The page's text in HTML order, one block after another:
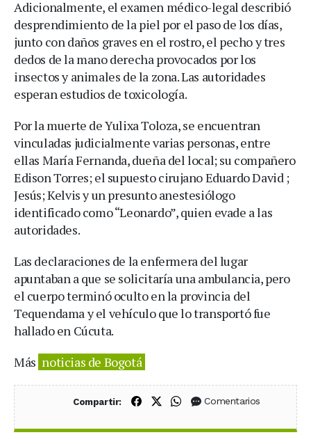
Adicionalmente, el examen médico-legal describió
desprendimiento de la piel por el paso de los días,
junto con daños graves en el rostro, el pecho y tres
dedos de la mano derecha provocados por los
insectos y animales de la zona. Las autoridades
esperan estudios de toxicología.
Por la muerte de Yulixa Toloza, se encuentran
vinculadas judicialmente varias personas, entre
ellas María Fernanda, dueña del local; su compañero
Edison Torres; el supuesto cirujano Eduardo David ;
Jesús; Kelvis y un presunto anestesiólogo
identificado como “Leonardo”, quien evade a las
autoridades.
Las declaraciones de la enfermera del lugar
apuntaban a que se solicitaría una ambulancia, pero
el cuerpo terminó oculto en la provincia del
Tequendama y el vehículo que lo transportó fue
hallado en Cúcuta.
Más noticias de Bogotá
Compartir: Compartir en Facebook
Compartir en X (Twitter)
Compartir en WhatsApp
Comentarios